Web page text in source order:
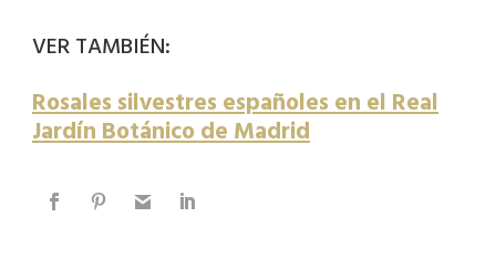
VER TAMBIÉN:
Rosales silvestres españoles en el Real
Jardín Botánico de Madrid